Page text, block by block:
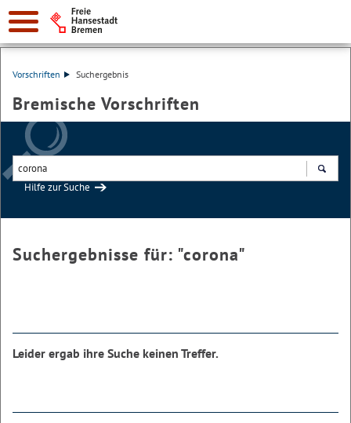
Vorschriften Suchergebnis
Bremische Vorschriften
Hilfe zur Suche
Suchergebnisse für: "corona"
Leider ergab ihre Suche keinen Treffer.